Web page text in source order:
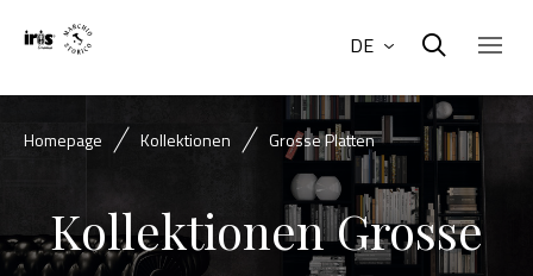
DE
Homepage Kollektionen Grosse Platten
Kollektionen Grosse